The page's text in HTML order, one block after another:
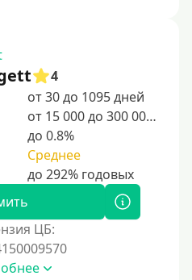
Украины
Казахстана
Кыргызстана
Таджикистана
4
от 30 до 1095 дней
от 15 000 до 300 000 ₽
до 0.8%
Среднее
ЦБ: